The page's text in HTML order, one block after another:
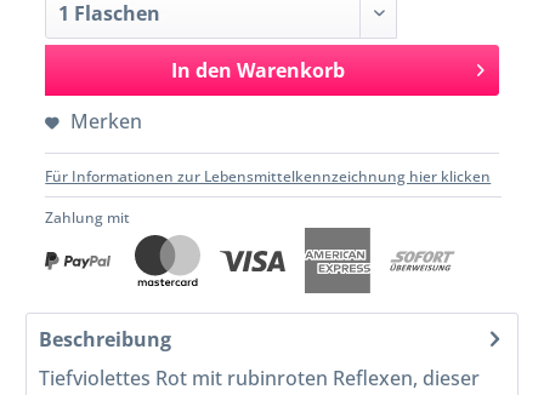
In den Warenkorb
Merken
Für Informationen zur Lebensmittelkennzeichnung hier klicken
Zahlung mit
Beschreibung
Tiefviolettes Rot mit rubinroten Reflexen, dieser